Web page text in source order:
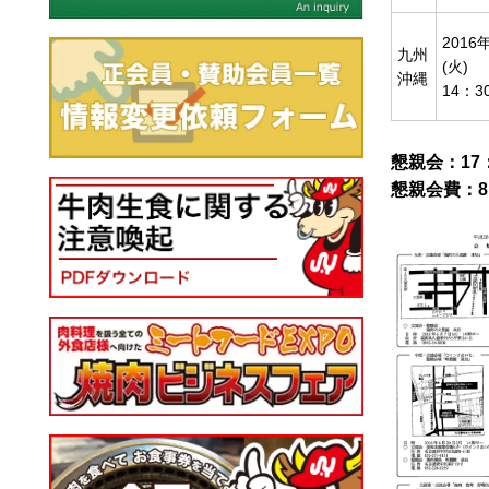
九州
沖縄
2016
(火)
14：
懇親会：17
懇親会費：